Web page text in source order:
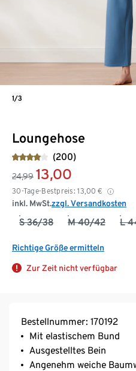
Loungehose
(200)
24,99 13,00
30-Tage-Bestpreis: 13,00 €
inkl. MwSt.zzgl. Versandkosten
S 36/38 M 40/42 L
Richtige Größe ermitteln
Zur Zeit nicht verfügbar
1/3
Bestellnummer: 170192
Mit elastischem Bund
Ausgestelltes Bein
Angenehm weiche